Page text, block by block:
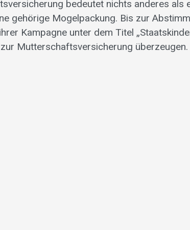
bedeutet nichts anderes als
gehörige Mogelpackung. Bis zur
Kampagne unter dem Titel
Mutterschaftsversicherung überzeugen.